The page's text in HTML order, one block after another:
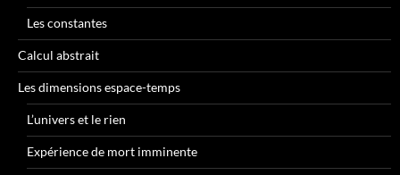
Les constantes
Calcul abstrait
Les dimensions espace-temps
L’univers et le rien
Expérience de mort imminente